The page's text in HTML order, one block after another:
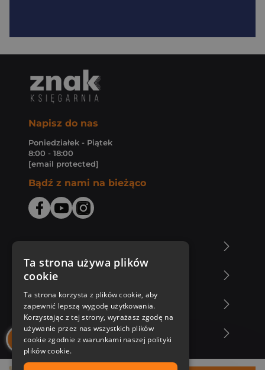
Napisz do nas
Poniedziałek - Piątek
8:00 - 18:00
[email protected]
Bądź z nami na bieżąco
Zakupy u nas
Nasza oferta
Nasi autorzy
Ta strona używa plików
cookie
Ta strona korzysta z plików cookie, aby
zapewnić lepszą wygodę użytkowania.
Korzystając z tej strony, wyrażasz zgodę na
używanie przez nas wszystkich plików
cookie zgodnie z warunkami naszej polityki
plików cookie.